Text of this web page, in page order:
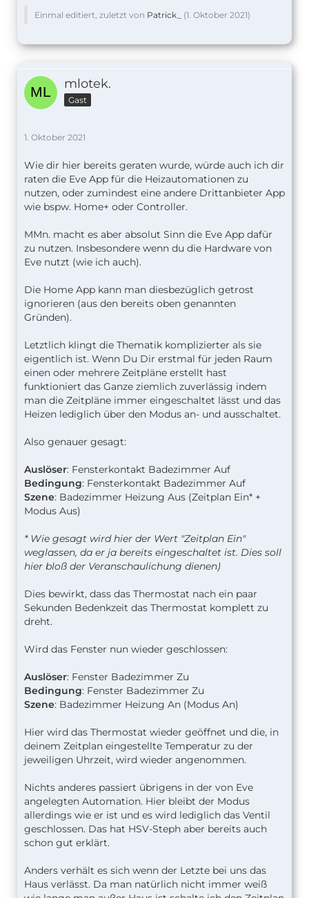
Einmal editiert, zuletzt von Patrick_ (1. Oktober 2021)
mlotek.
Gast
1. Oktober 2021
Wie dir hier bereits geraten wurde, würde auch ich dir
raten die Eve App für die Heizautomationen zu
nutzen, oder zumindest eine andere Drittanbieter App
wie bspw. Home+ oder Controller.
MMn. macht es aber absolut Sinn die Eve App dafür
zu nutzen. Insbesondere wenn du die Hardware von
Eve nutzt (wie ich auch).
Die Home App kann man diesbezüglich getrost
ignorieren (aus den bereits oben genannten
Gründen).
Letztlich klingt die Thematik komplizierter als sie
eigentlich ist. Wenn Du Dir erstmal für jeden Raum
einen oder mehrere Zeitpläne erstellt hast
funktioniert das Ganze ziemlich zuverlässig indem
man die Zeitpläne immer eingeschaltet lässt und das
Heizen lediglich über den Modus an- und ausschaltet.
Also genauer gesagt:
Auslöser: Fensterkontakt Badezimmer Auf
Bedingung: Fensterkontakt Badezimmer Auf
Szene: Badezimmer Heizung Aus (Zeitplan Ein* +
Modus Aus)
* Wie gesagt wird hier der Wert "Zeitplan Ein"
weglassen, da er ja bereits eingeschaltet ist. Dies soll
hier bloß der Veranschaulichung dienen)
Dies bewirkt, dass das Thermostat nach ein paar
Sekunden Bedenkzeit das Thermostat komplett zu
dreht.
Wird das Fenster nun wieder geschlossen:
Auslöser: Fenster Badezimmer Zu
Bedingung: Fenster Badezimmer Zu
Szene: Badezimmer Heizung An (Modus An)
Hier wird das Thermostat wieder geöffnet und die, in
deinem Zeitplan eingestellte Temperatur zu der
jeweiligen Uhrzeit, wird wieder angenommen.
Nichts anderes passiert übrigens in der von Eve
angelegten Automation. Hier bleibt der Modus
allerdings wie er ist und es wird lediglich das Ventil
geschlossen. Das hat HSV-Steph aber bereits auch
schon gut erklärt.
Anders verhält es sich wenn der Letzte bei uns das
Haus verlässt. Da man natürlich nicht immer weiß